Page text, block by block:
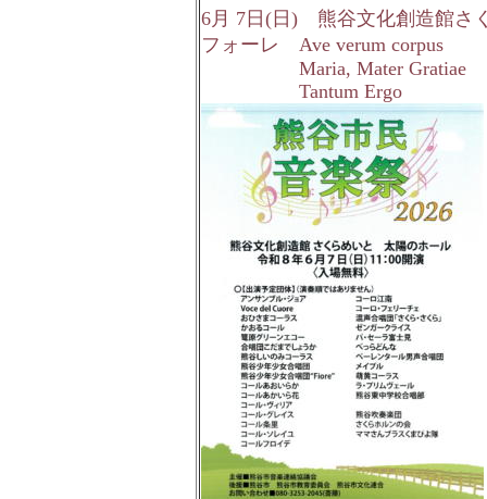
6月 7日(日)
熊谷文化創造館さ
フォーレ Ave verum corpus
Maria, Mater Gratiae
Tantum Ergo